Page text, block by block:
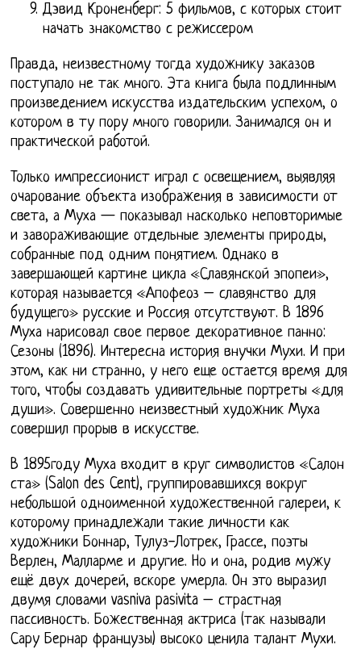
Дэвид Кроненберг: 5 фильмов, с которых стоит
начать знакомство с режиссером
Правда, неизвестному тогда художнику заказов
поступало не так много. Эта книга была подлинным
произведением искусства издательским успехом, о
котором в ту пору много говорили. Занимался он и
практической работой.
Только импрессионист играл с освещением, выявляя
очарование объекта изображения в зависимости от
света, а Муха — показывал насколько неповторимые
и завораживающие отдельные элементы природы,
собранные под одним понятием. Однако в
завершающей картине цикла «Славянской эпопеи»,
которая называется «Апофеоз – славянство для
будущего» русские и Россия отсутствуют. В 1896
Муха нарисовал свое первое декоративное панно:
Сезоны (1896). Интересна история внучки Мухи. И при
этом, как ни странно, у него еще остается время для
того, чтобы создавать удивительные портреты «для
души». Совершенно неизвестный художник Муха
совершил прорыв в искусстве.
В 1895году Муха входит в круг символистов «Салон
ста» (Salon des Cent), группировавшихся вокруг
небольшой одноименной художественной галереи, к
которому принадлежали такие личности как
художники Боннар, Тулуз-Лотрек, Грассе, поэты
Верлен, Малларме и другие. Но и она, родив мужу
ещё двух дочерей, вскоре умерла. Он это выразил
двумя словами vasniva pasivita – страстная
пассивность. Божественная актриса (так называли
Сару Бернар французы) высоко ценила талант Мухи.